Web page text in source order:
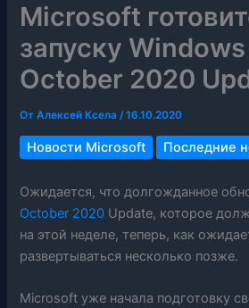
Microsoft
запуску Windows
October 2020
ОтАлексей Ксела/16.10.2020
Новости Microsoft Последние
Ожидается, что долгожданное
October 2020 Update, которое
на этой неделе, теперь, как
развертываться несколько позже.
Microsoft уже начала подготовку